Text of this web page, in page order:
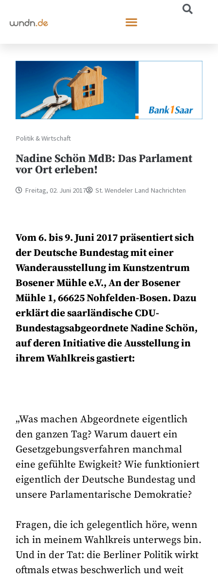
Politik & Wirtschaft
Nadine Schön MdB: Das Parlament
vor Ort erleben!
Freitag, 02. Juni 2017 St. Wendeler Land Nachrichten
Vom 6. bis 9. Juni 2017 präsentiert sich
der Deutsche Bundestag mit einer
Wanderausstellung im Kunstzentrum
Bosener Mühle e.V., An der Bosener
Mühle 1, 66625 Nohfelden-Bosen. Dazu
erklärt die saarländische CDU-
Bundestagsabgeordnete Nadine Schön,
auf deren Initiative die Ausstellung in
ihrem Wahlkreis gastiert:
„Was machen Abgeordnete eigentlich
den ganzen Tag? Warum dauert ein
Gesetzgebungsverfahren manchmal
eine gefühlte Ewigkeit? Wie funktioniert
eigentlich der Deutsche Bundestag und
unsere Parlamentarische Demokratie?
Fragen, die ich gelegentlich höre, wenn
ich in meinem Wahlkreis unterwegs bin.
Und in der Tat: die Berliner Politik wirkt
oftmals etwas beschwerlich und weit